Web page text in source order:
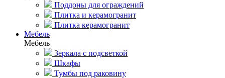
Поддоны для ограждений
Плитка и керамогранит
Плитка керамогранит
Мебель
Мебель
Зеркала с подсветкой
Шкафы
Тумбы под раковину